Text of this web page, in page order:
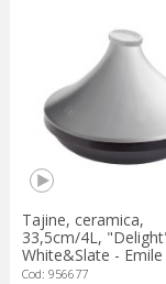
Tajine, ceramica,
33,5cm/4L,
White&Slate -
Cod: 956677